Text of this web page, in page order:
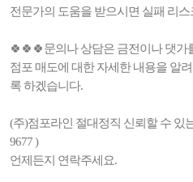
전문가의 도움을 받으시면 실패 리
🍀🍀🍀문의나 상담은 금전이나 댓가
점포 매도에 대한 자세한 내용을 알
록 하겠습니다.
(주)점포라인 절대정직 신뢰할 수 있
9677 )
언제든지 연락주세요.